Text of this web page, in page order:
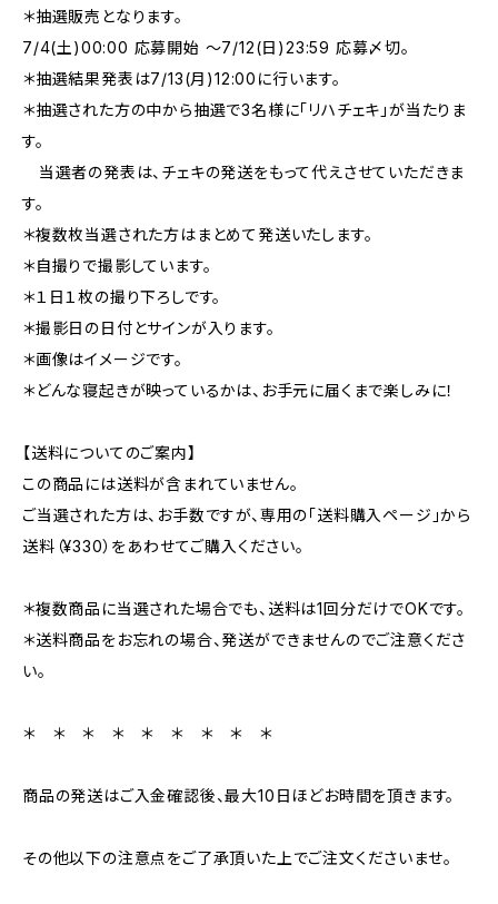
＊抽選販売となります。
7/4(土)00:00 応募開始 〜7/12(日)23:59 応募〆切。
＊抽選結果発表は7/13(月)12:00に行います。
＊抽選された方の中から抽選で3名様に「リハチェキ」が当たりま
す。
当選者の発表は、チェキの発送をもって代えさせていただきま
す。
＊複数枚当選された方はまとめて発送いたします。
＊自撮りで撮影しています。
＊１日１枚の撮り下ろしです。
＊撮影日の日付とサインが入ります。
＊画像はイメージです。
＊どんな寝起きが映っているかは、お手元に届くまで楽しみに！
【送料についてのご案内】
この商品には送料が含まれていません。
ご当選された方は、お手数ですが、専用の「送料購入ページ」から
送料（¥330）をあわせてご購入ください。
＊複数商品に当選された場合でも、送料は1回分だけでOKです。
＊送料商品をお忘れの場合、発送ができませんのでご注意くださ
い。
＊ ＊ ＊ ＊ ＊ ＊ ＊ ＊ ＊
商品の発送はご入金確認後、最大10日ほどお時間を頂きます。
その他以下の注意点をご了承頂いた上でご注文くださいませ。